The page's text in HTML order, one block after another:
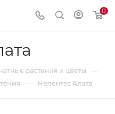
0
растения и цветы —
— Непентес Алата